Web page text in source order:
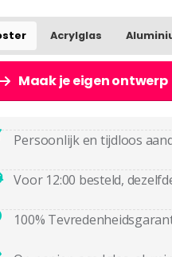
Acrylglas
Maak je eigen ontwerp
Persoonlijk en tijdloos
Voor 12:00 besteld,
100%